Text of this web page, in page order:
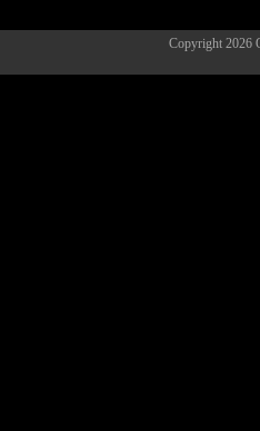
Copyright 2026